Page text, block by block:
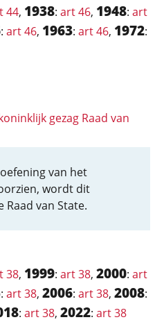
44, 1938: art 46, 1948: art
: art 46, 1963: art 46, 1972:
gezag Raad van
van het
wordt dit
van State.
38, 1999: art 38, 2000: art
: art 38, 2006: art 38, 2008:
: art 38, 2022: art 38